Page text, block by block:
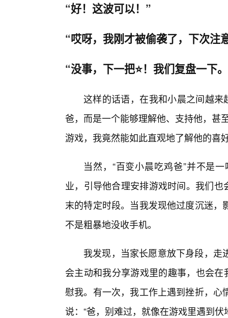
“好！这波可以！”
“哎呀，我刚才被偷袭了，下次注
“没事，下一把⭐！我们复盘一下
这样的话语，在我和小晨之间越来
爸，而是一个能够理解他、支持他，甚
游戏，我竟然能如此直观地了解他的喜
当然，“百变小晨吃鸡爸”并不是
业，引导他合理安排游戏时间。我们
末的特定时段。当我发现他过度沉迷
不是粗暴地没收手机。
我发现，当家长愿意放下身段，
会主动和我分享游戏里的趣事，也会
慰我。有一次，我工作上遇到挫折，
说：“爸，别难过，就像在游戏里遇到